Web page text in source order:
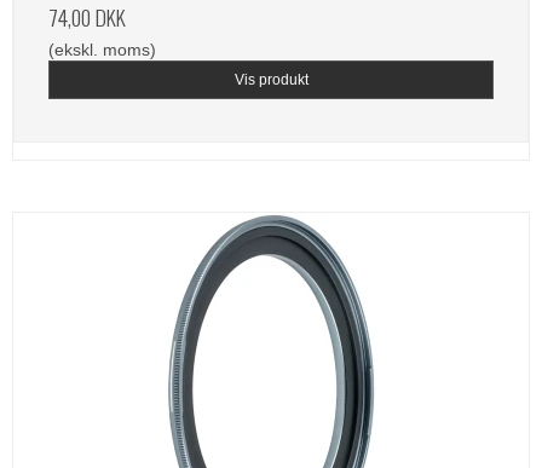
74,00 DKK
(ekskl. moms)
Vis produkt